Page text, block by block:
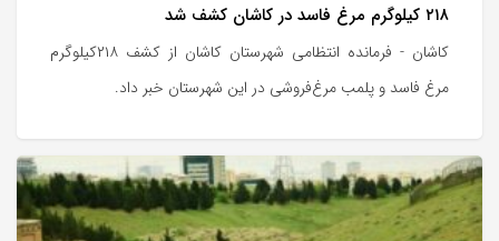
۲۱۸ کیلوگرم مرغ فاسد در کاشان کشف شد
کاشان - فرمانده انتظامی شهرستان کاشان از کشف ۲۱۸کیلوگرم
مرغ فاسد و پلمب مرغ‌فروشی در این شهرستان خبر داد.